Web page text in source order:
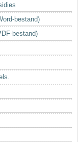
bestand)
bestand)